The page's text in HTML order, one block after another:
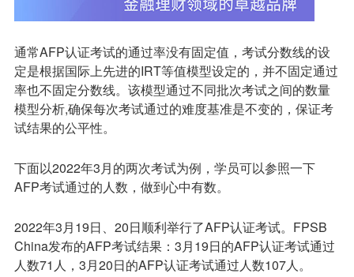
通常AFP认证考试的通过率没有固定值，考试分数线的设
定是根据国际上先进的IRT等值模型设定的，并不固定通过
率也不固定分数线。该模型通过不同批次考试之间的数量
模型分析,确保每次考试通过的难度基准是不变的，保证考
试结果的公平性。
下面以2022年3月的两次考试为例，学员可以参照一下
AFP考试通过的人数，做到心中有数。
2022年3月19日、20日顺利举行了AFP认证考试。FPSB
China发布的AFP考试结果：3月19日的AFP认证考试通过
人数71人，3月20日的AFP认证考试通过人数107人。